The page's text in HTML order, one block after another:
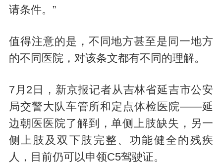
请条件。”
值得注意的是，不同地方甚至是同一地方
的不同医院，对该条文都有不同的理解。
7月2日，新京报记者从吉林省延吉市公安
局交警大队车管所和定点体检医院——延
边朝医医院了解到，单侧上肢缺失，另一
侧上肢及双下肢完整、功能健全的残疾
人，目前仍可以申领C5驾驶证。